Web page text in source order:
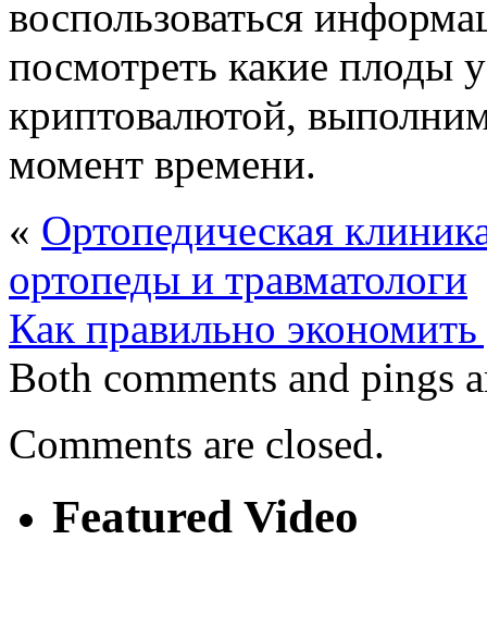
воспользоваться
посмотреть какие плоды
криптовалютой,
момент времени.
« Ортопедическая
ортопеды и травматологи
Как правильно экономить
Both comments and pings
Comments are closed.
Featured Video